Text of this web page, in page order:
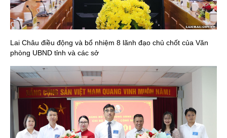
Lai Châu điều động và bổ nhiệm 8 lãnh đạo chủ chốt của Văn
phòng UBND tỉnh và các sở